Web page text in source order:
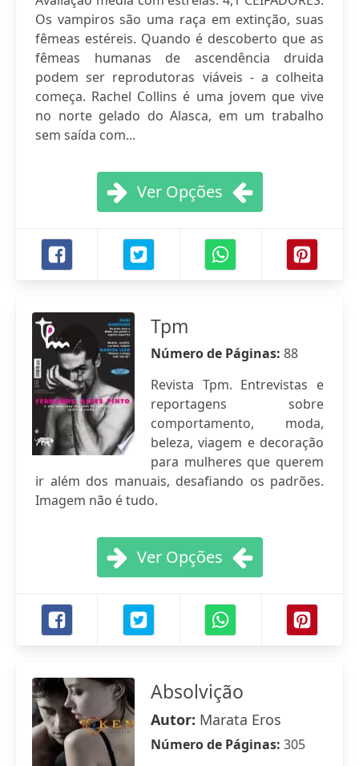
Os vampiros são uma raça em extinção, suas
fêmeas estéreis. Quando é descoberto que as
fêmeas humanas de ascendência druida
podem ser reprodutoras viáveis ​​- a colheita
começa. Rachel Collins é uma jovem que vive
no norte gelado do Alasca, em um trabalho
sem saída com...
Ver Opções
Tpm
Número de Páginas: 88
Revista Tpm. Entrevistas e
reportagens sobre
comportamento, moda,
beleza, viagem e decoração
para mulheres que querem
ir além dos manuais, desafiando os padrões.
Imagem não é tudo.
Ver Opções
Absolvição
Autor: Marata Eros
Número de Páginas: 305